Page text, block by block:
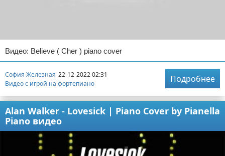
Видео: Believe ( Cher ) piano cover
София Железная 22-12-2022 02:31
Видео с игрой на фортепиано
Подробнее
Alan Walker - Lovesick | Piano Cover by Pianella
Piano видео